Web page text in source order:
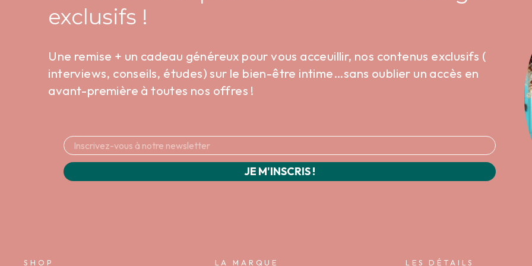
exclusifs !
Une remise + un cadeau généreux pour vous acceuillir, nos contenus exclusifs (
interviews, conseils, études) sur le bien-être intime…sans oublier un accès en
avant-première à toutes nos offres !
JE M'INSCRIS !
SHOP LA MARQUE LES DÉTAILS